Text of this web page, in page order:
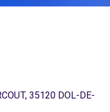
35120 DOL-DE-